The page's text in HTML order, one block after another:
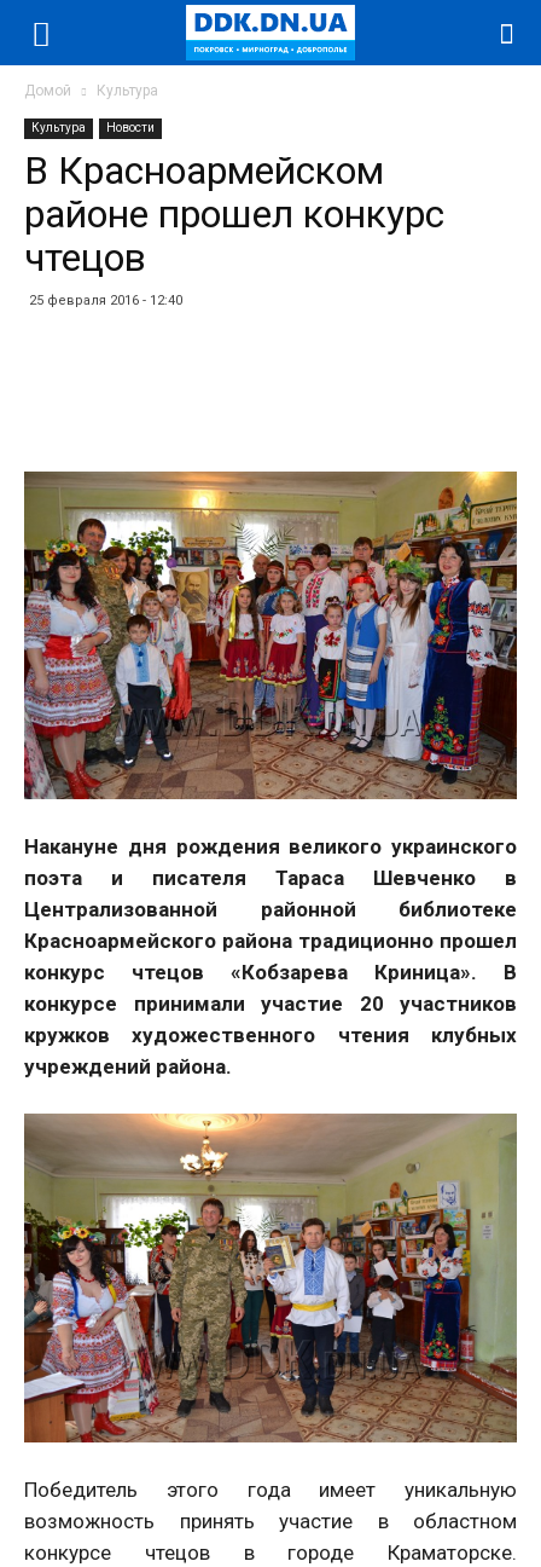
Домой Культура
Культура Новости
В Красноармейском
районе прошел конкурс
чтецов
25 февраля 2016 - 12:40
Накануне дня рождения великого украинского
поэта и писателя Тараса Шевченко в
Централизованной районной библиотеке
Красноармейского района традиционно прошел
конкурс чтецов «Кобзарева Криница». В
конкурсе принимали участие 20 участников
кружков художественного чтения клубных
учреждений района.
Победитель этого года имеет уникальную
возможность принять участие в областном
конкурсе чтецов в городе Краматорске.